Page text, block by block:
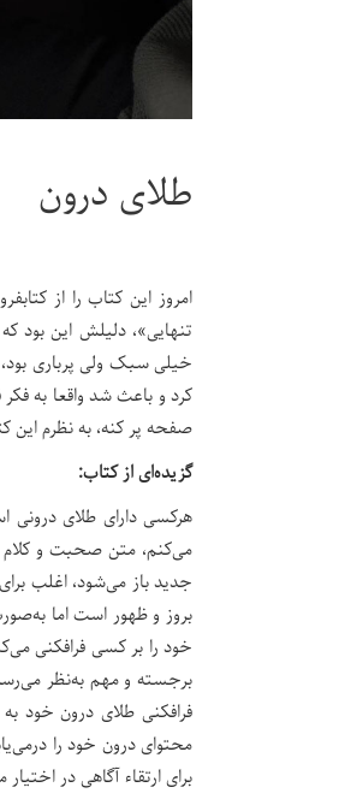
طلای درون
امروز این کتاب را از
تنهایی»، دلیلش این
خیلی سبک ولی پرباری
کرد و باعث شد واقعا به
صفحه پر کنه، به نظرم این کتاب از یک کتاب ۴۰۰صفحه‌ای که قبلا
گزیده‌ای از کتاب:
هرکسی دارای طلای
می‌کنم، متن صحبت و کلام
جدید باز می‌شود، اغلب
بروز و ظهور است اما
خود را بر کسی فرافکنی
برجسته و مهم به‌نظر
فرافکنی طلای درون
محتوای درون خود را
برای ارتقاء آگاهی در